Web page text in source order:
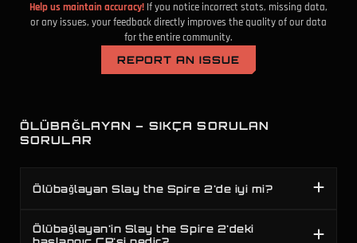
Help us maintain accuracy! If you notice incorrect stats, missing data,
or any issues, your feedback directly improves the quality of our data
for the entire community.
REPORT AN ISSUE
ÖLÜBAĞLAYAN – SIKÇA SORULAN
SORULAR
Ölübağlayan Slay the Spire 2'de iyi mi?
Ölübağlayan'in Slay the Spire 2'deki